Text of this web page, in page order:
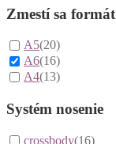
Zmestí sa formát
A5(20)
A6(16)
A4(13)
Systém nosenie
crossbody(16)